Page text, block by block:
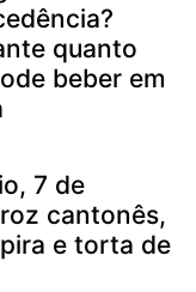
quanto
beber em
7 de
cantonês,
e torta de